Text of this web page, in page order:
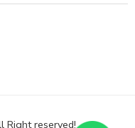
reserved!